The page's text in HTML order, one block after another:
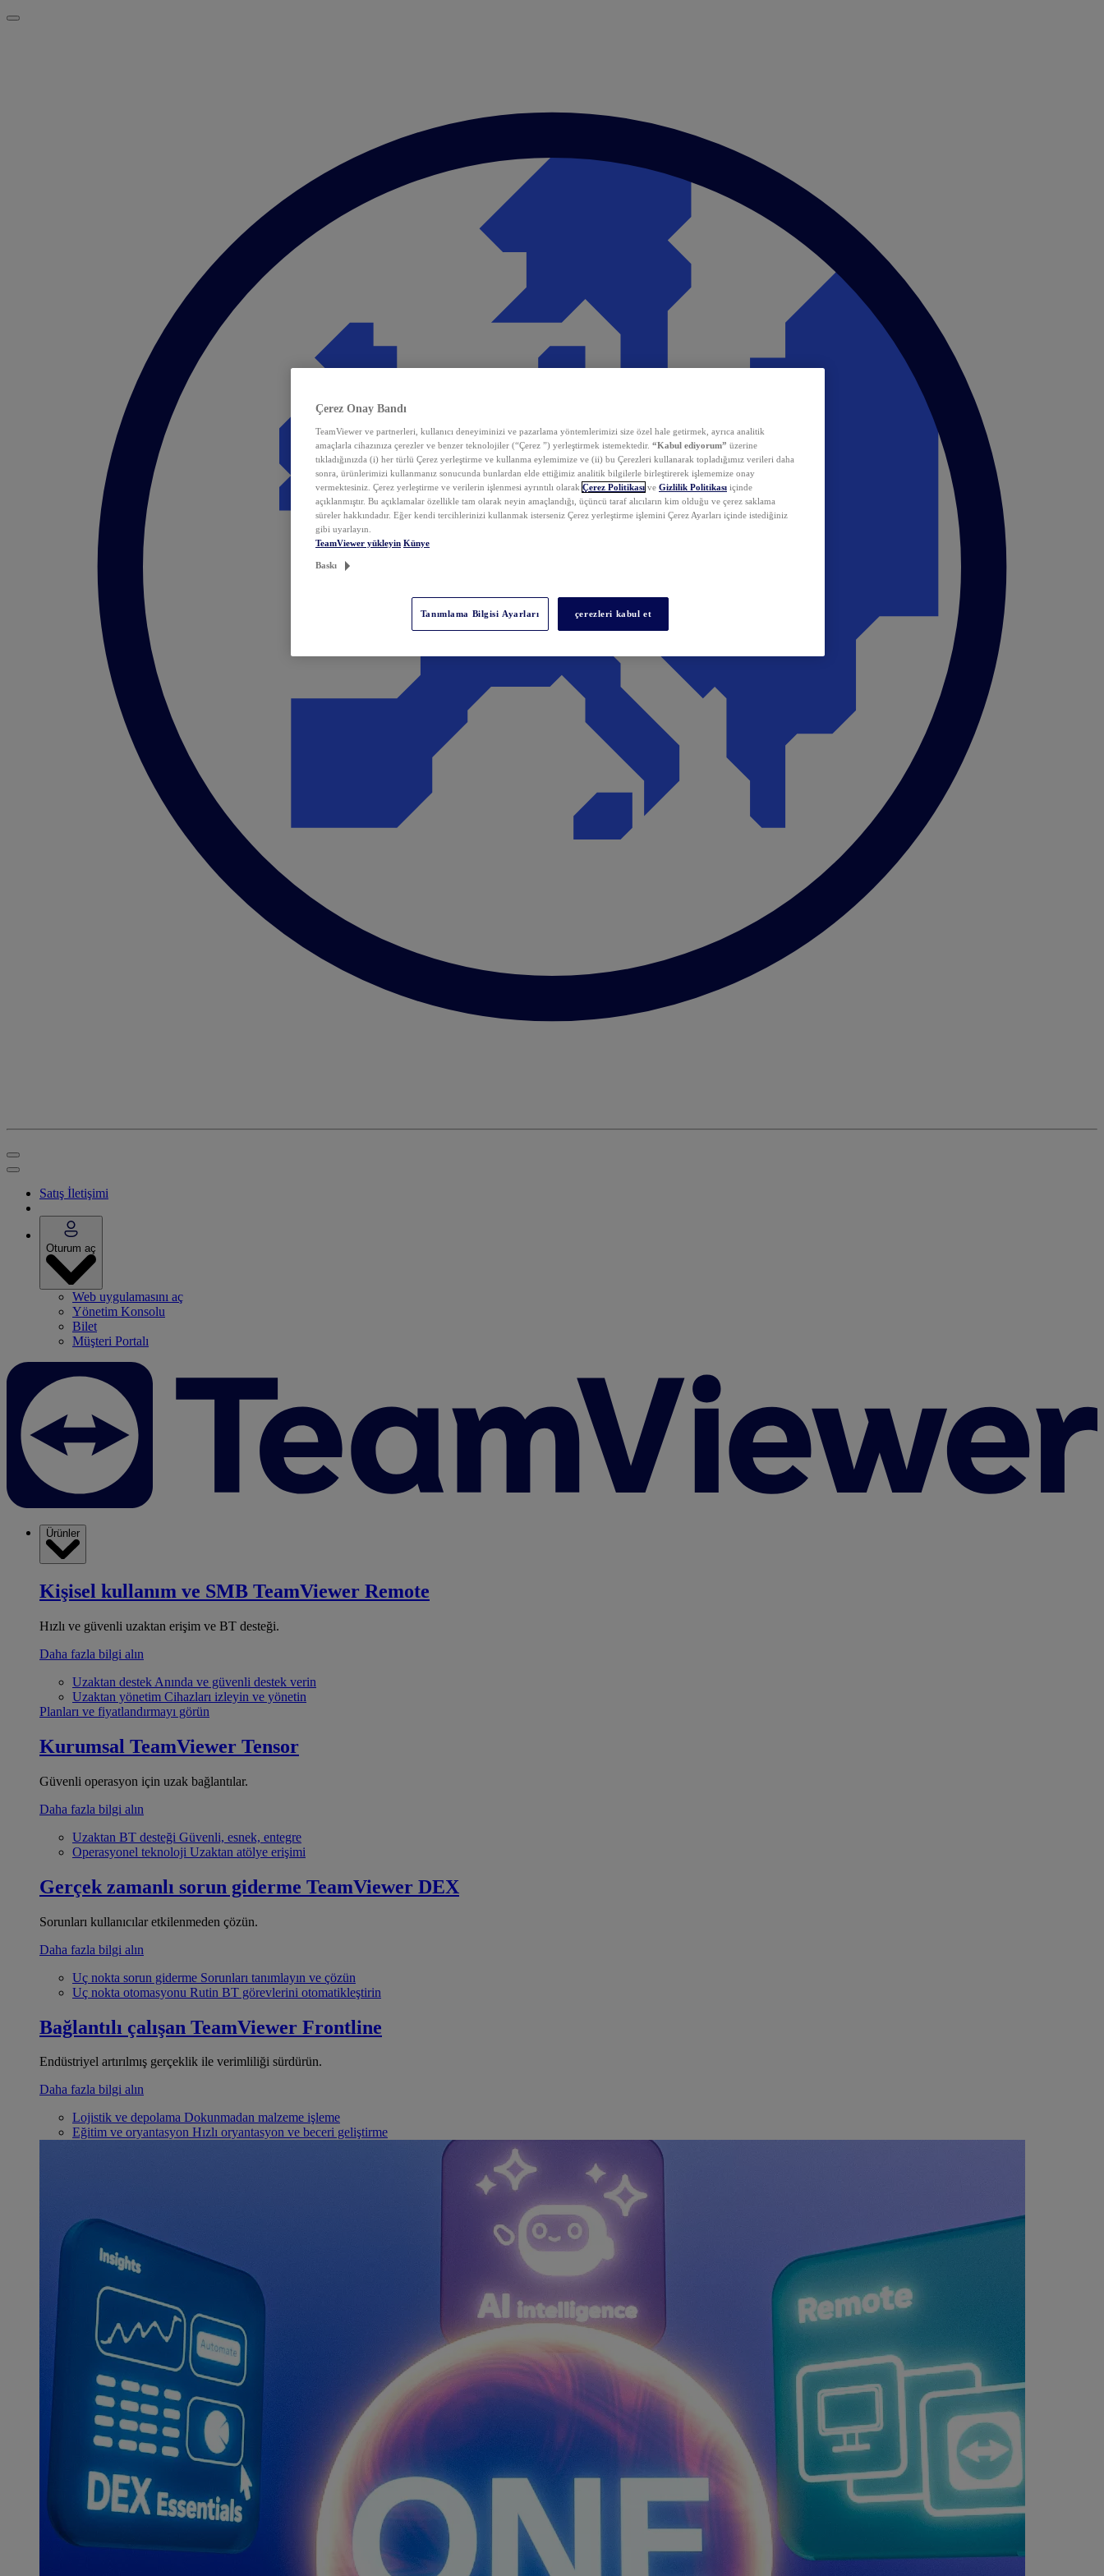
Satış İletişimi
Oturum aç
Web uygulamasını aç
Yönetim Konsolu
Bilet
Müşteri Portalı
Ürünler
Kişisel kullanım ve SMB TeamViewer Remote
Hızlı ve güvenli uzaktan erişim ve BT desteği.
Daha fazla bilgi alın
Uzaktan destek Anında ve güvenli destek verin
Uzaktan yönetim Cihazları izleyin ve yönetin
Planları ve fiyatlandırmayı görün
Kurumsal TeamViewer Tensor
Güvenli operasyon için uzak bağlantılar.
Daha fazla bilgi alın
Uzaktan BT desteği Güvenli, esnek, entegre
Operasyonel teknoloji Uzaktan atölye erişimi
Gerçek zamanlı sorun giderme TeamViewer DEX
Sorunları kullanıcılar etkilenmeden çözün.
Daha fazla bilgi alın
Uç nokta sorun giderme Sorunları tanımlayın ve çözün
Uç nokta otomasyonu Rutin BT görevlerini otomatikleştirin
Bağlantılı çalışan TeamViewer Frontline
Endüstriyel artırılmış gerçeklik ile verimliliği sürdürün.
Daha fazla bilgi alın
Lojistik ve depolama Dokunmadan malzeme işleme
Eğitim ve oryantasyon Hızlı oryantasyon ve beceri geliştirme
Çerez Onay Bandı
TeamViewer ve partnerleri, kullanıcı deneyiminizi ve pazarlama yöntemlerimizi size özel hale getirmek, ayrıca analitik
amaçlarla cihazınıza çerezler ve benzer teknolojiler (“Çerez ”) yerleştirmek istemektedir. “Kabul ediyorum” üzerine
tıkladığınızda (i) her türlü Çerez yerleştirme ve kullanma eylemimize ve (ii) bu Çerezleri kullanarak topladığımız verileri daha
sonra, ürünlerimizi kullanmanız sonucunda bunlardan elde ettiğimiz analitik bilgilerle birleştirerek işlememize onay
vermektesiniz. Çerez yerleştirme ve verilerin işlenmesi ayrıntılı olarak Çerez Politikası ve Gizlilik Politikası içinde
açıklanmıştır. Bu açıklamalar özellikle tam olarak neyin amaçlandığı, üçüncü taraf alıcıların kim olduğu ve çerez saklama
süreler hakkındadır. Eğer kendi tercihlerinizi kullanmak isterseniz Çerez yerleştirme işlemini Çerez Ayarları içinde istediğiniz
gibi uyarlayın.
TeamViewer yükleyin Künye
Baskı
Tanımlama Bilgisi Ayarları çerezleri kabul et